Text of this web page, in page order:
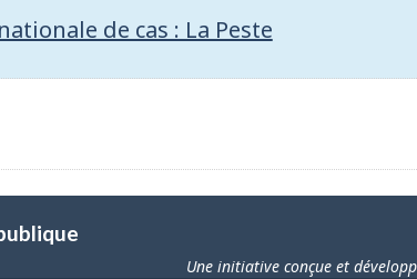
de cas : La Peste
Une initiative conçue et